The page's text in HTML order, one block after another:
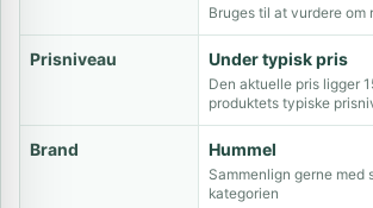
Bruges til at vurdere om
Prisniveau Under typisk pris
Den aktuelle pris ligger
produktets typiske
Brand Hummel
Sammenlign gerne med
kategorien